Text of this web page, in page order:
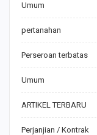
Umum
pertanahan
Perseroan terbatas
Umum
ARTIKEL TERBARU
Perjanjian / Kontrak